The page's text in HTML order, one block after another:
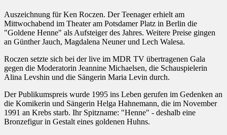
Auszeichnung für Ken Roczen. Der Teenager erhielt am
Mittwochabend im Theater am Potsdamer Platz in Berlin die
"Goldene Henne" als Aufsteiger des Jahres. Weitere Preise gingen
an Günther Jauch, Magdalena Neuner und Lech Walesa.
Roczen setzte sich bei der live im MDR TV übertragenen Gala
gegen die Moderatorin Jeannine Michaelsen, die Schauspielerin
Alina Levshin und die Sängerin Maria Levin durch.
Der Publikumspreis wurde 1995 ins Leben gerufen im Gedenken an
die Komikerin und Sängerin Helga Hahnemann, die im November
1991 an Krebs starb. Ihr Spitzname: "Henne" - deshalb eine
Bronzefigur in Gestalt eines goldenen Huhns.